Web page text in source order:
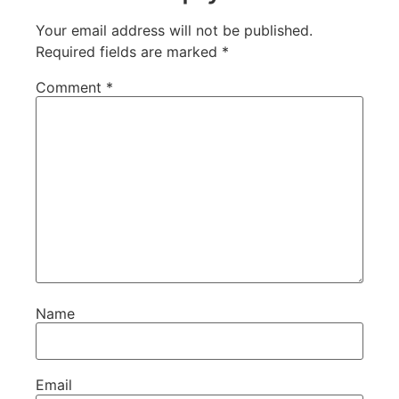
Your email address will not be published.
Required fields are marked *
Comment *
Name
Email